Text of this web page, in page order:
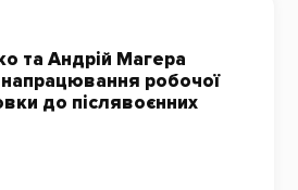
та Андрій Магера
робочої
до післявоєнних